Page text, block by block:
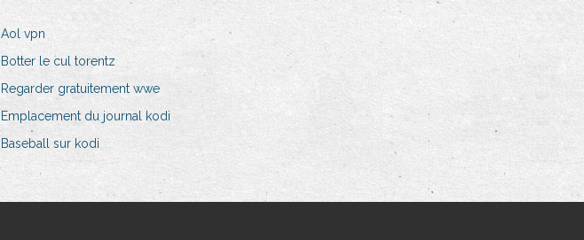
Aol vpn
Botter le cul torentz
Regarder gratuitement wwe
Emplacement du journal kodi
Baseball sur kodi